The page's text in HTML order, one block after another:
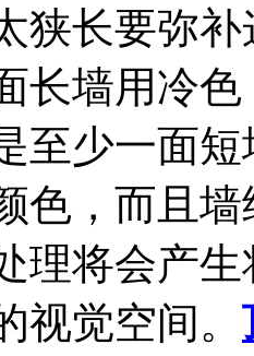
狭长要弥
长墙用冷
至少一面
色，而且
理将会产
视觉空间。